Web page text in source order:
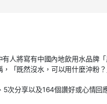
有人將寫有中國內地飲用水品牌
「既然沒水，可以用什麼沖粉
5次分享以及164個讚好或心情回